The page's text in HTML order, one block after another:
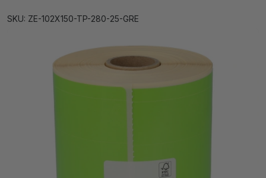
SKU: ZE-102X150-TP-280-25-GRE